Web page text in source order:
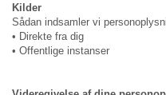
Kilder
Sådan indsamler vi
• Direkte fra dig
• Offentlige instanser